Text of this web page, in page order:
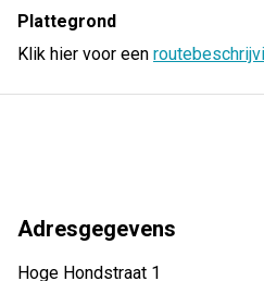
Plattegrond
Klik hier voor een
Adresgegevens
Hoge Hondstraat 1